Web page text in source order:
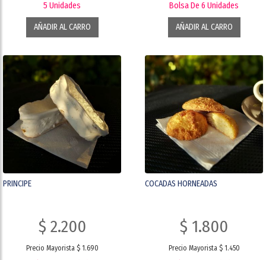
5 Unidades
AÑADIR AL CARRO
Bolsa De 6 Unidades
AÑADIR AL CARRO
PRINCIPE
$ 2.200
Precio Mayorista $ 1.690
COCADAS HORNEADAS
$ 1.800
Precio Mayorista $ 1.450